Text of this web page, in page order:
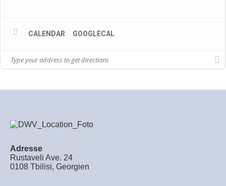
CALENDAR GOOGLECAL
Adresse
Rustaveli Ave. 24
0108 Tbilisi, Georgien